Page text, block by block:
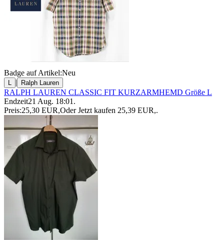
Badge auf Artikel:Neu
L | Ralph Lauren
RALPH LAUREN CLASSIC FIT KURZARMHEMD Größe L
Endzeit21 Aug. 18:01 .
Preis:25,30 EUR,Oder Jetzt kaufen 25,39 EUR,.